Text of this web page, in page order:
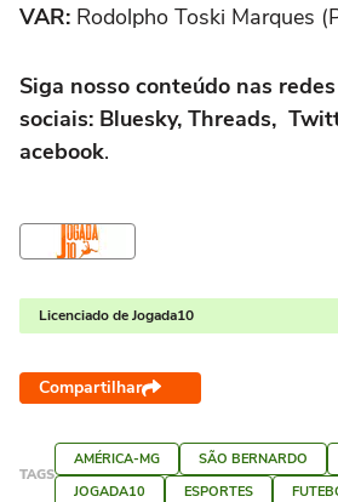
VAR: Rodolpho Toski Marques
Siga nosso conteúdo nas redes
sociais: Bluesky, Threads,
acebook.
Licenciado de Jogada10
Compartilhar
TAGS
AMÉRICA-MG SÃO BERNARDO
JOGADA10
ESPORTES